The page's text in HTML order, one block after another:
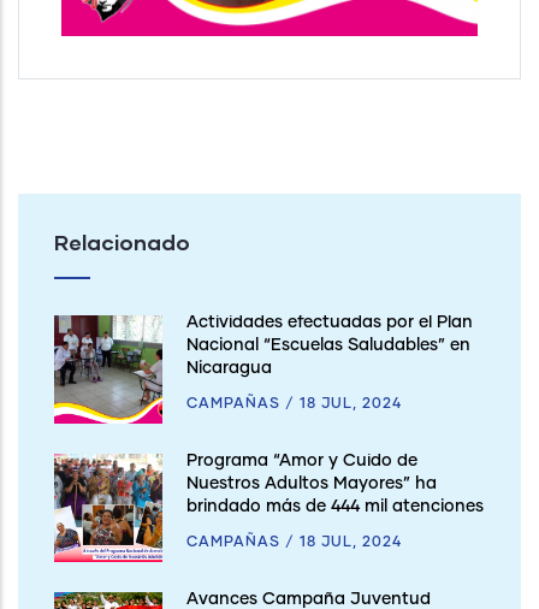
Relacionado
Actividades efectuadas por el Plan
Nacional “Escuelas Saludables” en
Nicaragua
CAMPAÑAS / 18 JUL, 2024
Programa “Amor y Cuido de
Nuestros Adultos Mayores” ha
brindado más de 444 mil atenciones
CAMPAÑAS / 18 JUL, 2024
Avances Campaña Juventud